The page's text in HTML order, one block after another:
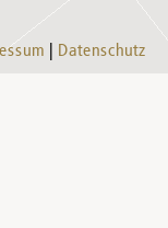
Datenschutz